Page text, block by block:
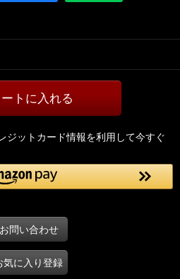
トに入れる
ジットカード情報を利用して今すぐ
お問い合わせ
気に入り登録